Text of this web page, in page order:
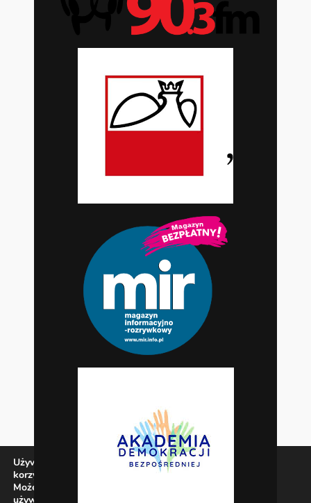
Używamy ciasteczek, aby zapewnić najlepszą jakość
korzystania z naszej witryny.
Możesz dowiedzieć się więcej o tym, jakich ciasteczek
używamy, lub wyłączyć je w